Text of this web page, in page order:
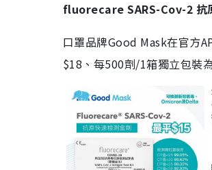
fluorecare SARS-Cov-2 抗
口罩品牌Good Mask在官方
$18、每500劑/1箱獨立包裝